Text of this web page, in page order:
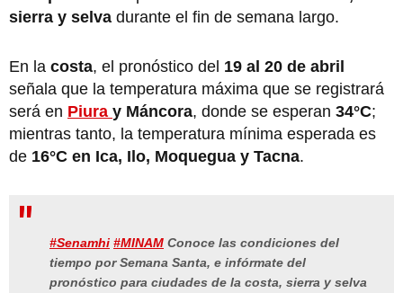
sierra y selva durante el fin de semana largo.
En la costa, el pronóstico del 19 al 20 de abril
señala que la temperatura máxima que se registrará
será en Piura y Máncora, donde se esperan 34°C;
mientras tanto, la temperatura mínima esperada es
de 16°C en Ica, Ilo, Moquegua y Tacna.
#Senamhi #MINAM Conoce las condiciones del
tiempo por Semana Santa, e infórmate del
pronóstico para ciudades de la costa, sierra y selva